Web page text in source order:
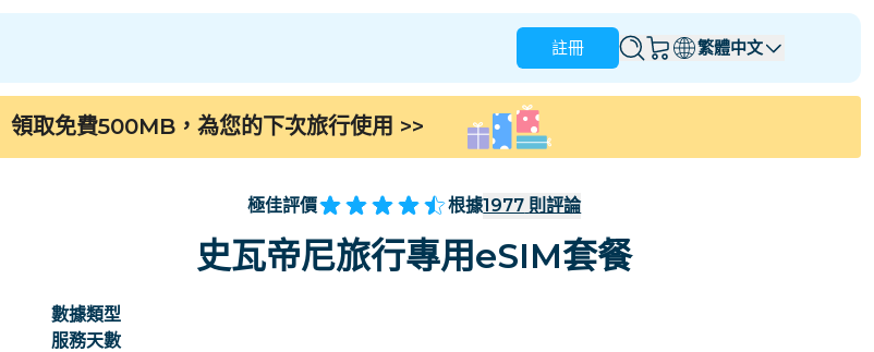
註冊 繁體中文
J - O P - S
阿爾及利亞 安道爾 安圭拉
波斯尼亚和黑塞哥维那 巴西
柬埔寨
J - O P - S
中國 歐洲
領取免費500MB，為您的下次旅行使用 >>
極佳評價 根據1977 則評論
史瓦帝尼旅行專用eSIM套餐
數據類型
服務天數